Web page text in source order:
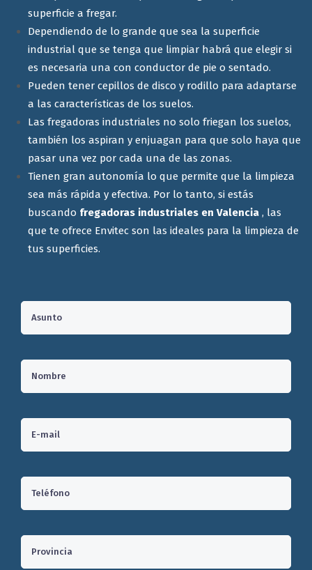
superficie a fregar.
Dependiendo de lo grande que sea la superficie
industrial que se tenga que limpiar habrá que elegir si
es necesaria una con conductor de pie o sentado.
Pueden tener cepillos de disco y rodillo para adaptarse
a las características de los suelos.
Las fregadoras industriales no solo friegan los suelos,
también los aspiran y enjuagan para que solo haya que
pasar una vez por cada una de las zonas.
Tienen gran autonomía lo que permite que la limpieza
sea más rápida y efectiva. Por lo tanto, si estás
buscando fregadoras industriales en Valencia , las
que te ofrece Envitec son las ideales para la limpieza de
tus superficies.